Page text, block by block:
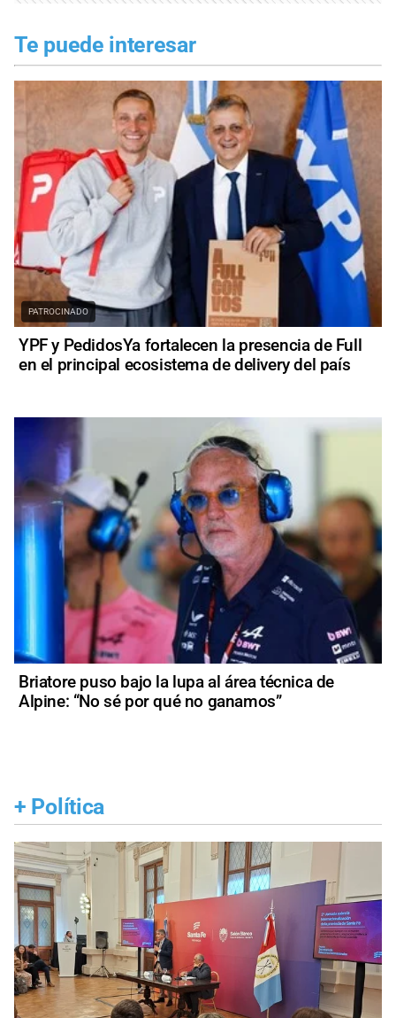
Te puede interesar
PATROCINADO
YPF y PedidosYa fortalecen la presencia de Full
en el principal ecosistema de delivery del país
Briatore puso bajo la lupa al área técnica de
Alpine: “No sé por qué no ganamos”
+ Política